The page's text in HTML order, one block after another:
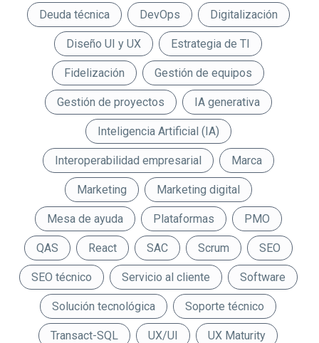
Deuda técnica DevOps Digitalización
Diseño UI y UX Estrategia de TI
Fidelización Gestión de equipos
Gestión de proyectos IA generativa
Inteligencia Artificial (IA)
Interoperabilidad empresarial Marca
Marketing Marketing digital
Mesa de ayuda Plataformas PMO
QAS React SAC Scrum SEO
SEO técnico Servicio al cliente Software
Solución tecnológica Soporte técnico
Transact-SQL UX/UI UX Maturity